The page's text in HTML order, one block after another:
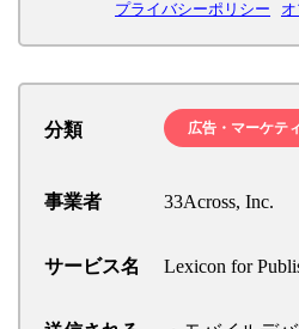
プライバシーポリシー
分類 広告・マーケテ
事業者 33Across, Inc.
サービス名 Lexicon for